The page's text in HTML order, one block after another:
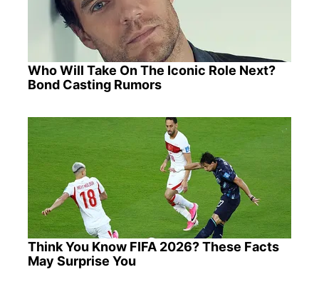
Who Will Take On The Iconic Role Next?
Bond Casting Rumors
Think You Know FIFA 2026? These Facts
May Surprise You